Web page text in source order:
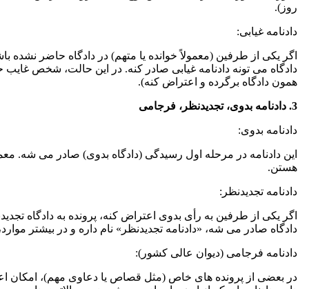
روز).
دادنامه غیابی:
اگر یکی از طرفین (معمولاً خوانده یا متهم) در دادگاه حاضر نشده
دادگاه می تونه دادنامه غیابی صادر کنه. در این حالت، شخص غایب
همون دادگاه برگرده و اعتراض کنه).
3. دادنامه بدوی، تجدیدنظر، فرجامی
دادنامه بدوی:
این دادنامه در مرحله اول رسیدگی (دادگاه بدوی) صادر می شه.
هستن.
دادنامه تجدیدنظر:
اگر یکی از طرفین به رأی بدوی اعتراض کنه، پرونده به دادگاه
دادگاه صادر می شه، «دادنامه تجدیدنظر» نام داره و در بیشتر
دادنامه فرجامی (دیوان عالی کشور):
در بعضی از پرونده های خاص (مثل قصاص یا دعاوی مهم)، امکان